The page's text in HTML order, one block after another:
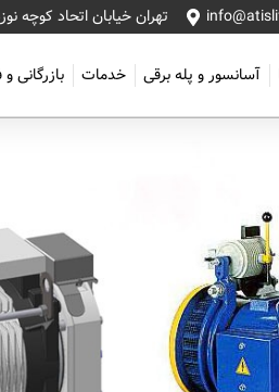
تهران خیابان اتحاد کوچه نوزدهم
آسانسور و پله برقی خدمات بازرگانی